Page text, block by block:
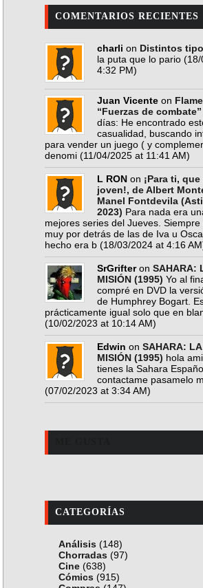
COMENTARIOS RECIENTES
charli on Distintos
la puta que lo pario (18/
4:32 PM)
Juan Vicente on
“Fuerzas de combate”
días: He encontrado
casualidad, buscando
para vender un juego ( y
denomi (11/04/2025 at 11:41 AM)
L RON on ¡Para ti, que
joven!, de Albert
Manel Fontdevila
2023) Para nada era
mejores series del Jueves. Siempre
muy por detrás de las de Iva u
hecho era b (18/03/2024 at 4:16
SrGrifteron SAHARA:
MISIÓN (1995) Yo al
compré en DVD la
de Humphrey Bogart.
prácticamente igual solo que en
(10/02/2023 at 10:14 AM)
Edwin on SAHARA:
MISIÓN (1995) hola
tienes la Sahara
contactame pasamelo
(07/02/2023 at 3:34 AM)
CATEGORÍAS
Análisis (148)
Chorradas (97)
Cine (638)
Cómics (915)